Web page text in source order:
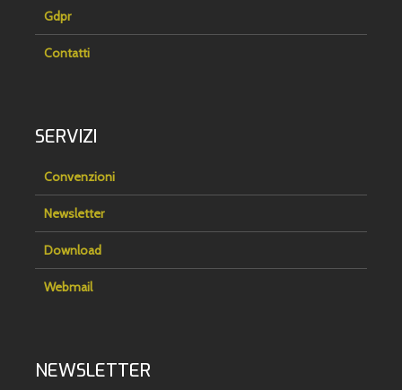
Gdpr
Contatti
SERVIZI
Convenzioni
Newsletter
Download
Webmail
NEWSLETTER